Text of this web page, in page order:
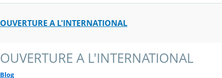
OUVERTURE A L'INTERNATIONAL
OUVERTURE A L'INTERNATIONAL
Blog